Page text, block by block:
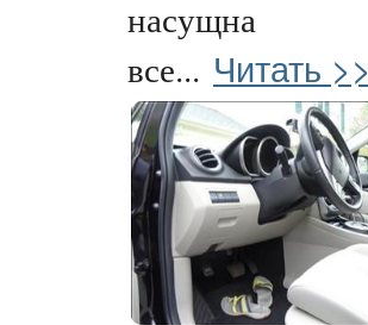
насущна
все... Читать >>